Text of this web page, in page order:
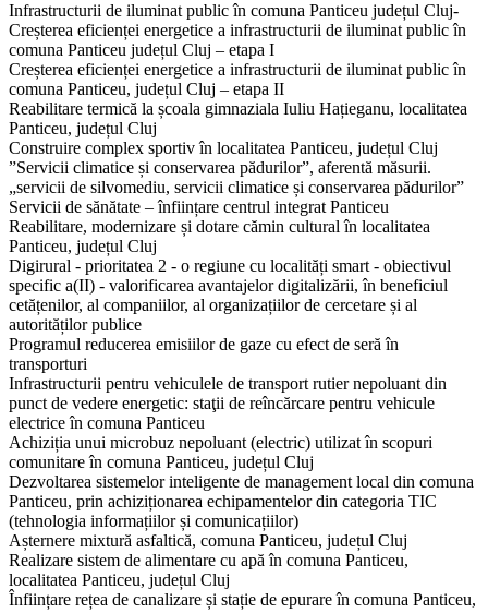
Infrastructurii de iluminat public în comuna Panticeu județul Cluj-
Creșterea eficienței energetice a infrastructurii de iluminat public în
comuna Panticeu județul Cluj – etapa I
Creșterea eficienței energetice a infrastructurii de iluminat public în
comuna Panticeu, județul Cluj – etapa II
Reabilitare termică la școala gimnaziala Iuliu Hațieganu, localitatea
Panticeu, județul Cluj
Construire complex sportiv în localitatea Panticeu, județul Cluj
”Servicii climatice și conservarea pădurilor”, aferentă măsurii.
„servicii de silvomediu, servicii climatice și conservarea pădurilor”
Servicii de sănătate – înființare centrul integrat Panticeu
Reabilitare, modernizare și dotare cămin cultural în localitatea
Panticeu, județul Cluj
Digirural - prioritatea 2 - o regiune cu localități smart - obiectivul
specific a(II) - valorificarea avantajelor digitalizării, în beneficiul
cetățenilor, al companiilor, al organizațiilor de cercetare și al
autorităților publice
​Programul reducerea emisiilor de gaze cu efect de seră în
transporturi
Infrastructurii pentru vehiculele de transport rutier nepoluant din
punct de vedere energetic: staţii de reîncărcare pentru vehicule
electrice în comuna Panticeu
Achiziția unui microbuz nepoluant (electric) utilizat în scopuri
comunitare în comuna Panticeu, județul Cluj
Dezvoltarea sistemelor inteligente de management local din comuna
Panticeu, prin achiziționarea echipamentelor din categoria TIC
(tehnologia informațiilor și comunicațiilor)
Așternere mixtură asfaltică, comuna Panticeu, județul Cluj
Realizare sistem de alimentare cu apă în comuna Panticeu,
localitatea Panticeu, județul Cluj
Înființare rețea de canalizare și stație de epurare în comuna Panticeu,